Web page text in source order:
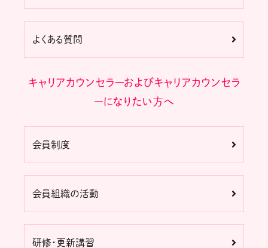
よくある質問
キャリアカウンセラーおよびキャリアカウンセラ
ーになりたい方へ
会員制度
会員組織の活動
研修・更新講習